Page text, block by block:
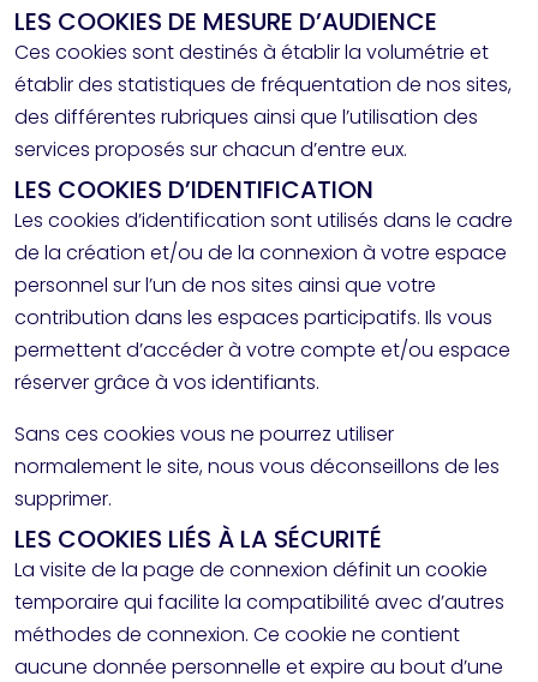
LES COOKIES DE MESURE D’AUDIENCE
Ces cookies sont destinés à établir la volumétrie et
établir des statistiques de fréquentation de nos sites,
des différentes rubriques ainsi que l’utilisation des
services proposés sur chacun d’entre eux.
LES COOKIES D’IDENTIFICATION
Les cookies d’identification sont utilisés dans le cadre
de la création et/ou de la connexion à votre espace
personnel sur l’un de nos sites ainsi que votre
contribution dans les espaces participatifs. Ils vous
permettent d’accéder à votre compte et/ou espace
réserver grâce à vos identifiants.
Sans ces cookies vous ne pourrez utiliser
normalement le site, nous vous déconseillons de les
supprimer.
LES COOKIES LIÉS À LA SÉCURITÉ
La visite de la page de connexion définit un cookie
temporaire qui facilite la compatibilité avec d’autres
méthodes de connexion. Ce cookie ne contient
aucune donnée personnelle et expire au bout d’une